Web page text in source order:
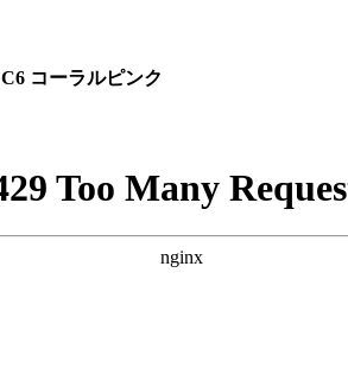
C6 コーラルピンク